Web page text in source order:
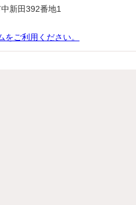
新田392番地1
ご利用ください。